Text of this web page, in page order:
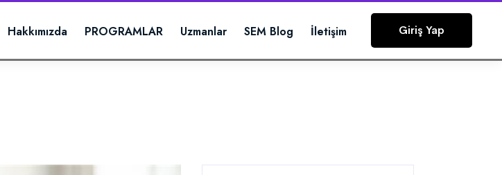
Hakkımızda PROGRAMLAR Uzmanlar SEM Blog İletişim Giriş Yap